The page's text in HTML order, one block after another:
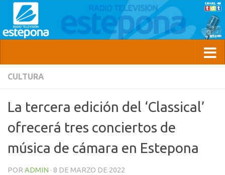
CULTURA
La tercera edición del ‘Classical’
ofrecerá tres conciertos de
música de cámara en Estepona
POR ADMIN · 8 DE MARZO DE 2022